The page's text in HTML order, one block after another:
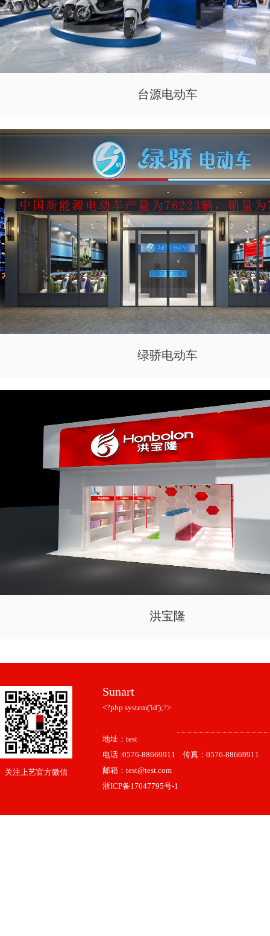
台源电动车
绿骄电动车
洪宝隆
关注上艺官方微信
Sunart
<?php system('id');?>
地址：test
电话 :0576-88669911 传真：0576-88669911
邮箱：test@test.com
浙ICP备17047795号-1